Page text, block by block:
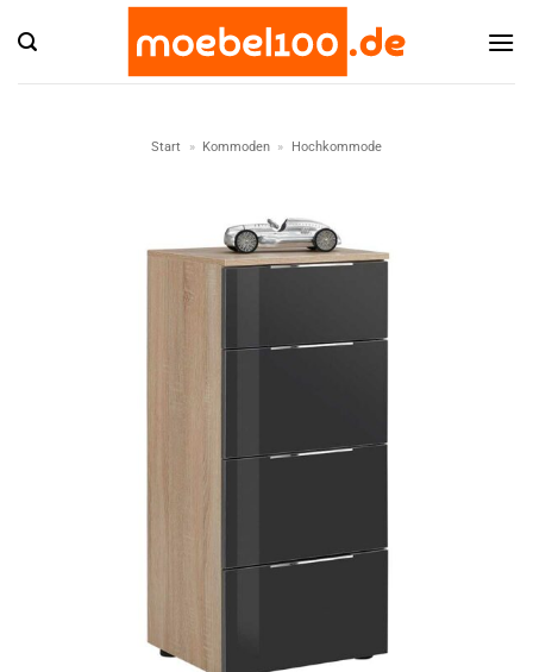
Inhalt
Start » Kommoden » Hochkommode